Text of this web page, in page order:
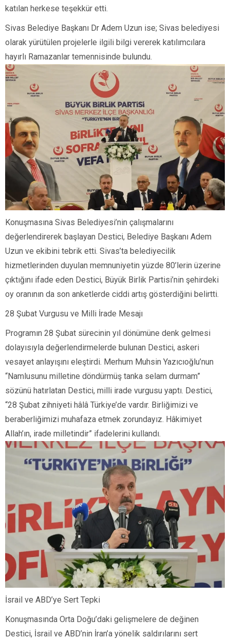
katılan herkese teşekkür etti.
Sivas Belediye Başkanı Dr Adem Uzun ise; Sivas belediyesi
olarak yürütülen projelerle ilgili bilgi vererek katılımcılara
hayırlı Ramazanlar temennisinde bulundu.
Konuşmasına Sivas Belediyesi’nin çalışmalarını
değerlendirerek başlayan Destici, Belediye Başkanı Adem
Uzun ve ekibini tebrik etti. Sivas’ta belediyecilik
hizmetlerinden duyulan memnuniyetin yüzde 80’lerin üzerine
çıktığını ifade eden Destici, Büyük Birlik Partisi’nin şehirdeki
oy oranının da son anketlerde ciddi artış gösterdiğini belirtti.
28 Şubat Vurgusu ve Milli İrade Mesajı
Programın 28 Şubat sürecinin yıl dönümüne denk gelmesi
dolayısıyla değerlendirmelerde bulunan Destici, askeri
vesayet anlayışını eleştirdi. Merhum Muhsin Yazıcıoğlu’nun
“Namlusunu milletine döndürmüş tanka selam durmam”
sözünü hatırlatan Destici, milli irade vurgusu yaptı. Destici,
“28 Şubat zihniyeti hâlâ Türkiye’de vardır. Birliğimizi ve
beraberliğimizi muhafaza etmek zorundayız. Hâkimiyet
Allah’ın, irade milletindir” ifadelerini kullandı.
İsrail ve ABD’ye Sert Tepki
Konuşmasında Orta Doğu’daki gelişmelere de değinen
Destici, İsrail ve ABD’nin İran’a yönelik saldırılarını sert